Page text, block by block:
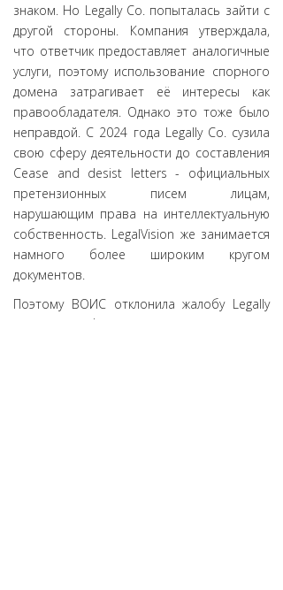
знаком. Но Legally Co. попыталась зайти с
другой стороны. Компания утверждала,
что ответчик предоставляет аналогичные
услуги, поэтому использование спорного
домена затрагивает её интересы как
правообладателя. Однако это тоже было
неправдой. С 2024 года Legally Co. сузила
свою сферу деятельности до составления
Cease and desist letters - официальных
претензионных писем лицам,
нарушающим права на интеллектуальную
собственность. LegalVision же занимается
намного более широким кругом
документов.
Поэтому ВОИС отклонила жалобу Legally
Co. и квалифицировала её как попытку